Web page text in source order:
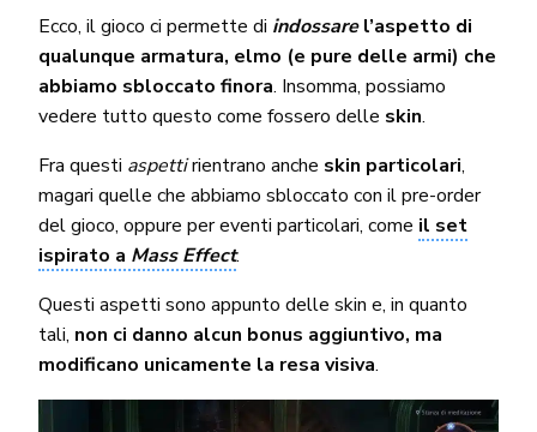
Ecco, il gioco ci permette di indossarel’aspetto di
qualunque armatura, elmo (e pure delle armi) che
abbiamo sbloccato finora. Insomma, possiamo
vedere tutto questo come fossero delle skin.
Fra questi aspettirientrano anche skin particolari,
magari quelle che abbiamo sbloccato con il pre-order
del gioco, oppure per eventi particolari, come il set
ispirato a Mass Effect.
Questi aspetti sono appunto delle skin e, in quanto
tali, non ci danno alcun bonus aggiuntivo, ma
modificano unicamente la resa visiva.